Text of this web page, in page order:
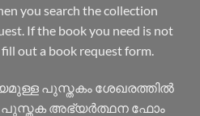
you search the collection
If the book you need is not
out a book request form.
പുസ്തകം ശേഖരത്തിൽ
പുസ്തക അഭ്യർത്ഥന ഫോം